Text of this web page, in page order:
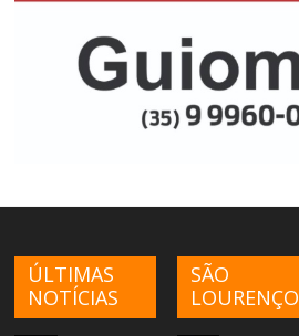
ÚLTIMAS
NOTÍCIAS
SÃO
LOURENÇO